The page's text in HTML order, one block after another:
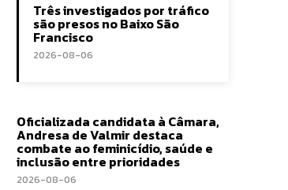
Três investigados por tráfico
são presos no Baixo São
Francisco
2026-08-06
Oficializada candidata à Câmara,
Andresa de Valmir destaca
combate ao feminicídio, saúde e
inclusão entre prioridades
2026-08-06